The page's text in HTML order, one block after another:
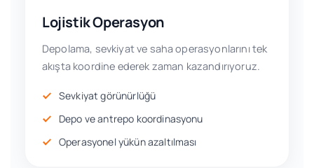
Lojistik Operasyon
Depolama, sevkiyat ve saha operasyonlarını tek
akışta koordine ederek zaman kazandırıyoruz.
Sevkiyat görünürlüğü
Depo ve antrepo koordinasyonu
Operasyonel yükün azaltılması